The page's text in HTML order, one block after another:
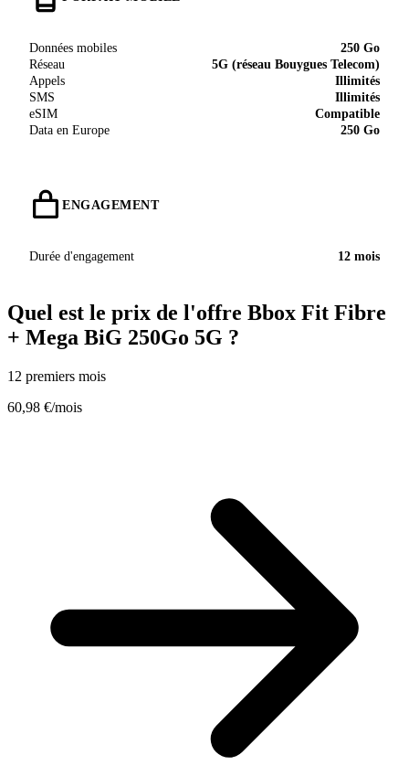
Données mobiles
250 Go
Réseau
5G (réseau Bouygues Telecom)
Appels
Illimités
SMS
Illimités
eSIM
Compatible
Data en Europe
250 Go
ENGAGEMENT
Durée d'engagement 12 mois
Quel est le prix de l'offre Bbox Fit Fibre
+ Mega BiG 250Go 5G ?
12 premiers mois
60,98 €/mois